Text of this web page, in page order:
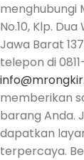
menghubungi
No.10, Klp.
Jawa Barat
telepon di
memberikan
barang Anda.
dapatkan
terpercaya.